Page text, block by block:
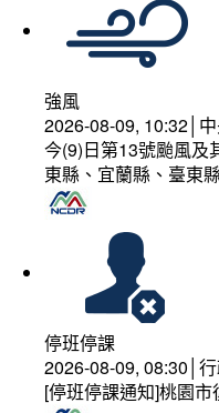
強風
2026-08-09, 10:32│
今(9)日第13號颱風及
東縣、宜蘭縣、臺東
停班停課
2026-08-09, 08:30│
[停班停課通知]桃園